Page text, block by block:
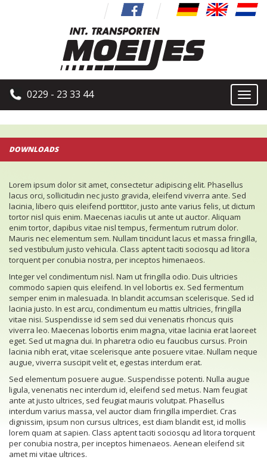
0229 - 23 33 44
Toggle
DOWNLOADS
Lorem ipsum dolor sit amet, consectetur adipiscing elit. Phasellus
lacus orci, sollicitudin nec justo gravida, eleifend viverra ante. Sed
lacinia, libero quis eleifend porttitor, justo ante varius felis, ut dictum
tortor nisl quis enim. Maecenas iaculis ut ante ut auctor. Aliquam
enim tortor, dapibus vitae nisl tempus, fermentum rutrum dolor.
Mauris nec elementum sem. Nullam tincidunt lacus et massa fringilla,
sed vestibulum justo vehicula. Class aptent taciti sociosqu ad litora
torquent per conubia nostra, per inceptos himenaeos.
Integer vel condimentum nisl. Nam ut fringilla odio. Duis ultricies
commodo sapien quis eleifend. In vel lobortis ex. Sed fermentum
semper enim in malesuada. In blandit accumsan scelerisque. Sed id
lacinia justo. In est arcu, condimentum eu mattis ultricies, fringilla
vitae nisi. Suspendisse id sem sed dui venenatis rhoncus quis
viverra leo. Maecenas lobortis enim magna, vitae lacinia erat laoreet
eget. Sed ut magna dui. In pharetra odio eu faucibus cursus. Proin
lacinia nibh erat, vitae scelerisque ante posuere vitae. Nullam neque
augue, viverra suscipit velit et, egestas interdum erat.
Sed elementum posuere augue. Suspendisse potenti. Nulla augue
ligula, venenatis nec interdum id, eleifend sed metus. Nam feugiat
ante at justo ultrices, sed feugiat mauris volutpat. Phasellus
interdum varius massa, vel auctor diam fringilla imperdiet. Cras
dignissim, ipsum non cursus ultrices, est diam blandit est, id mollis
lorem quam at sapien. Class aptent taciti sociosqu ad litora torquent
per conubia nostra, per inceptos himenaeos. Aenean eleifend sit
amet mi vitae ultrices.